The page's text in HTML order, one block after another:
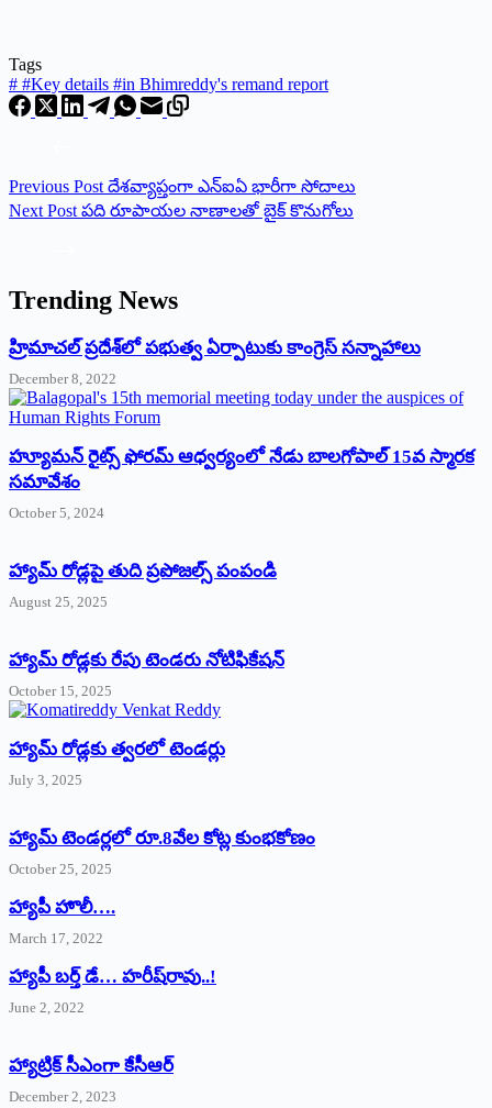
Tags
# #Key details #in Bhimreddy's remand report
Previous Post దేశవ్యాప్తంగా ఎన్‌ఐఏ ‌భారీగా సోదాలు
Next Post పది రూపాయల నాణాలతో బైక్‌ ‌కొనుగోలు
Trending News
‌హ్రిమాచల్‌ ‌ప్రదేశ్‌లో పభుత్వ ఏర్పాటుకు కాంగ్రెస్‌ ‌సన్నాహాలు
December 8, 2022
హ్యూమన్‌ రైట్స్‌ ఫోరమ్‌ ఆధ్వర్యంలో నేడు బాలగోపాల్‌ 15వ స్మారక
సమావేశం
October 5, 2024
హ్యామ్‌ రోడ్లపై తుది ప్రపోజల్స్‌ పంపండి
August 25, 2025
హ్యామ్‌ రోడ్లకు రేపు టెండరు నోటిఫికేషన్‌
October 15, 2025
హ్యామ్‌ రోడ్లకు త్వరలో టెండర్లు
July 3, 2025
హ్యామ్‌ ‌టెండర్లలో రూ.8వేల కోట్ల కుంభకోణం
October 25, 2025
హ్యాపీ హొలీ….
March 17, 2022
హ్యాపీ బర్త్ ‌డే… హరీష్‌రావు..!
June 2, 2022
హ్యాట్రిక్‌ ‌సీఎంగా కేసీఆర్‌
December 2, 2023